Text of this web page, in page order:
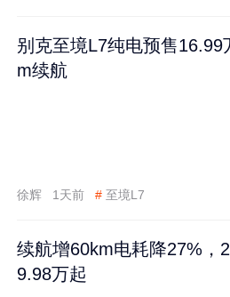
别克至境L7纯电预售16.99
m续航
徐辉 1天前 # 至境L7
续航增60km电耗降27%，
9.98万起